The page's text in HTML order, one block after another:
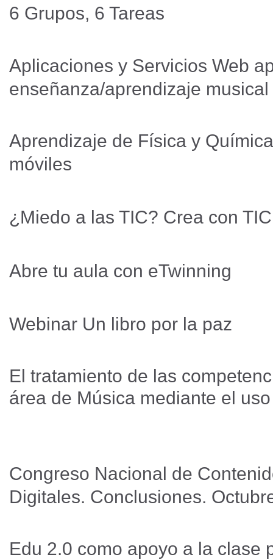
6 Grupos, 6 Tareas
Aplicaciones y Servicios Web
enseñanza/aprendizaje musical
Aprendizaje de Física y
móviles
¿Miedo a las TIC? Crea con
Abre tu aula con eTwinning
Webinar Un libro por la paz
El tratamiento de las
área de Música mediante el
Congreso Nacional de
Digitales. Conclusiones.
Edu 2.0 como apoyo a la clase